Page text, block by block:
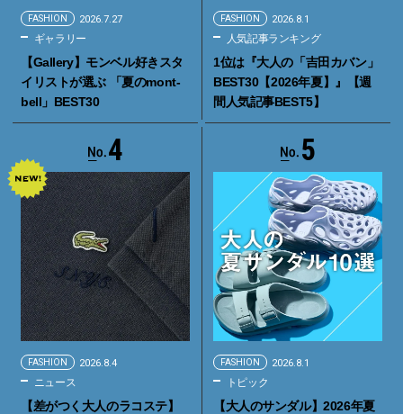
FASHION 2026.7.27
ギャラリー
【Gallery】モンベル好きスタ
イリストが選ぶ 「夏のmont-
bell」BEST30
FASHION 2026.8.1
人気記事ランキング
1位は『大人の「吉田カバン」
BEST30【2026年夏】』【週
間人気記事BEST5】
4
FASHION 2026.8.4
ニュース
【差がつく大人のラコステ】
5
FASHION 2026.8.1
トピック
【大人のサンダル】2026年夏